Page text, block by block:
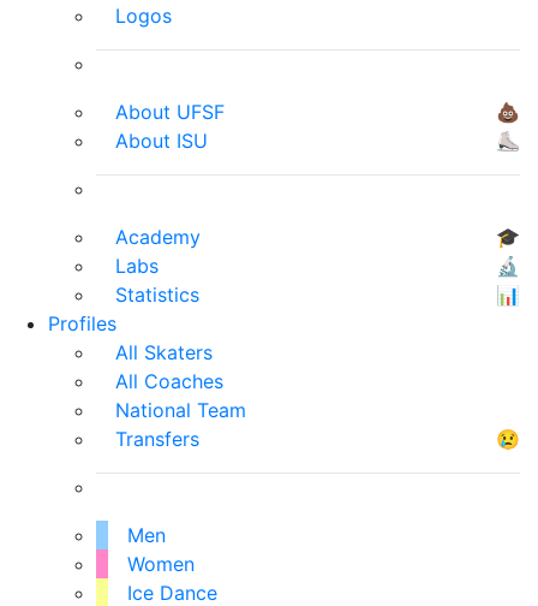
Logos
About UFSF
💩
About ISU
⛸
Academy
🎓
Labs
🔬
Statistics
📊
Profiles
All Skaters
All Coaches
National Team
Transfers
😢
Men
Women
Ice Dance